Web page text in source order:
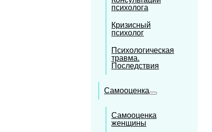
психолога
Кризисный
психолог
Психологическая
травма.
Последствия
Самооценка
Самооценка
женщины